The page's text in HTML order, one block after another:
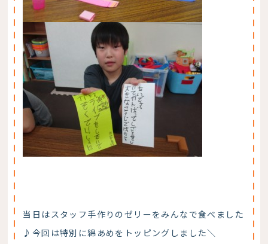
当日はスタッフ手作りのゼリーをみんなで食べました
♪今回は特別に綿あめをトッピングしました＼